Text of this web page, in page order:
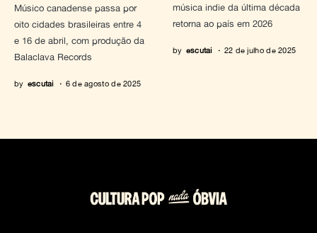
Músico canadense passa por
oito cidades brasileiras entre 4
e 16 de abril, com produção da
Balaclava Records
by escutai 6 de agosto de 2025
música indie da última década
retorna ao país em 2026
by escutai 22 de julho de 2025